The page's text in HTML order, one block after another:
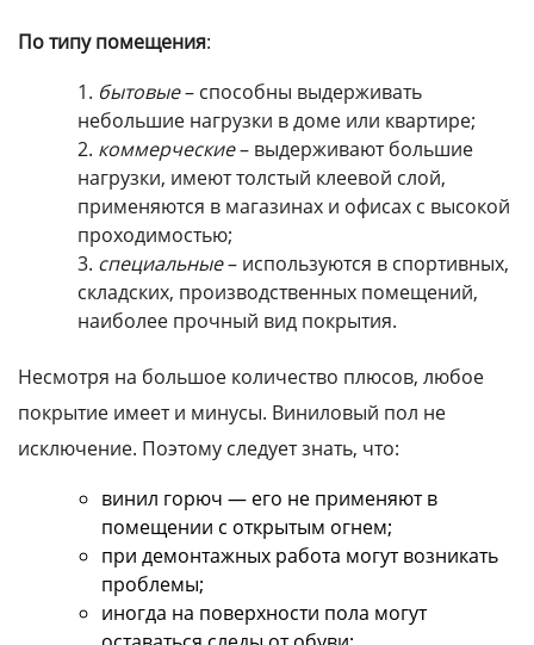
По типу помещения:
бытовые– способны выдерживать
небольшие нагрузки в доме или квартире;
коммерческие– выдерживают большие
нагрузки, имеют толстый клеевой слой,
применяются в магазинах и офисах с высокой
проходимостью;
специальные– используются в спортивных,
складских, производственных помещений,
наиболее прочный вид покрытия.
Несмотря на большое количество плюсов, любое
покрытие имеет и минусы. Виниловый пол не
исключение. Поэтому следует знать, что:
винил горюч — его не применяют в
помещении с открытым огнем;
при демонтажных работа могут возникать
проблемы;
иногда на поверхности пола могут